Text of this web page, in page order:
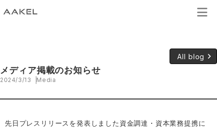
All blog keyboard_arrow_right
メディア掲載のお知らせ
2024/3/13 Media
先日プレスリリースを発表しました資金調達・資本業務提携に